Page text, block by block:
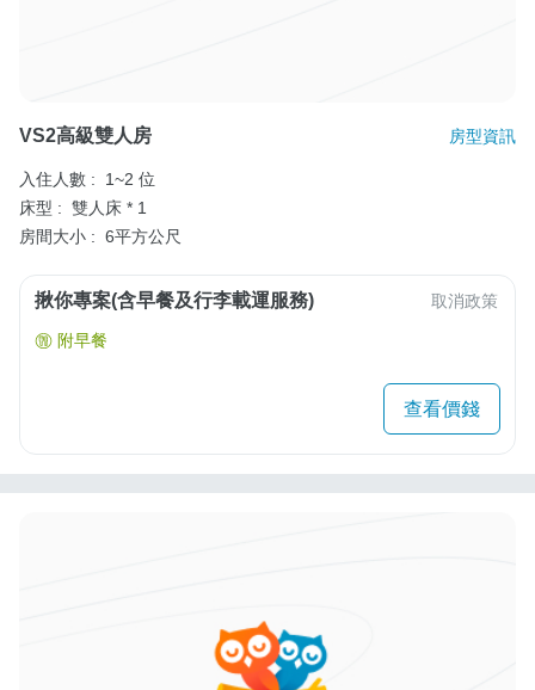
VS2高級雙人房 房型資訊
入住人數 :
1~2 位
床型 : 雙人床 * 1
房間大小 : 6平方公尺
揪你專案(含早餐及行李載運服務) 取消政策
附早餐
查看價錢